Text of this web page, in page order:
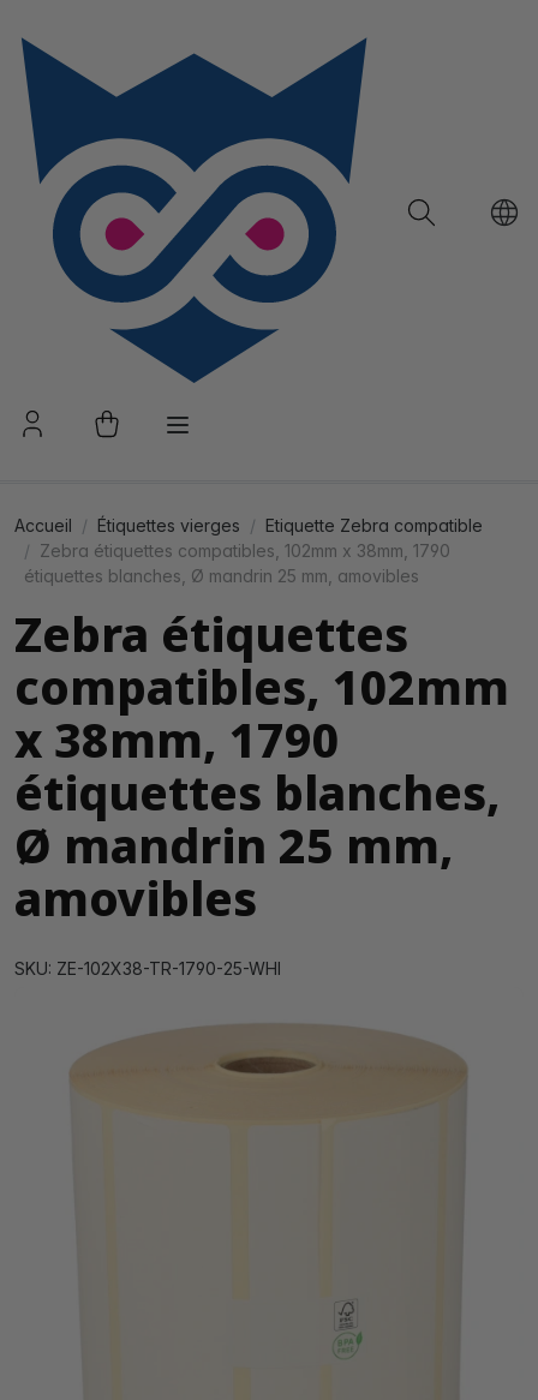
Accueil Étiquettes vierges
Etiquette Zebra compatible
Zebra étiquettes compatibles, 102mm x 38mm, 1790
étiquettes blanches, Ø mandrin 25 mm, amovibles
Zebra étiquettes
compatibles, 102mm
x 38mm, 1790
étiquettes blanches,
Ø mandrin 25 mm,
amovibles
SKU: ZE-102X38-TR-1790-25-WHI